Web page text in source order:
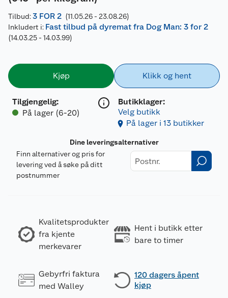
Tilbud:3 FOR 2 (11.05.26 - 23.08.26)
Inkludert i: Fast tilbud på dyremat fra Dog Man: 3 for 2
(14.03.25 - 14.03.99)
Kjøp
Tilgjengelig:
På lager (6-20)
Klikk og hent
Butikklager:
Velg butikk
På lager i 13 butikker
Dine leveringsalternativer
Finn alternativer og pris for
levering ved å søke på ditt
postnummer
Kvalitetsprodukter
fra kjente
merkevarer
Hent i butikk etter
bare to timer
Gebyrfri faktura
med Walley
120 dagers åpent
kjøp